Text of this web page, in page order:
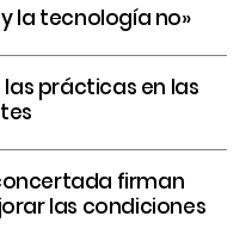
la tecnología no»
prácticas en las
firman
las condiciones